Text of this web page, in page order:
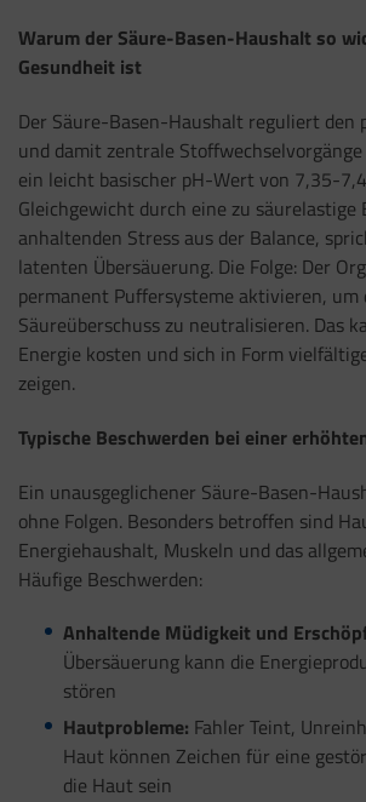
Warum der Säure-Basen-Haushalt so
Gesundheit ist
Der Säure-Basen-Haushalt reguliert den
und damit zentrale
ein leicht basischer pH-Wert von 7,35-
Gleichgewicht durch eine zu säurelastige
anhaltenden Stress aus der Balance,
latenten Übersäuerung. Die Folge: Der
permanent Puffersysteme aktivieren, um
Säureüberschuss zu neutralisieren. Das
Energie kosten und sich in Form
zeigen.
Typische Beschwerden bei einer
Ein unausgeglichener Säure-Basen-
ohne Folgen. Besonders betroffen sind
Energiehaushalt, Muskeln und das
Häufige Beschwerden:
Anhaltende Müdigkeit und
Übersäuerung kann die
stören
Hautprobleme: Fahler Teint,
Haut können Zeichen für eine
die Haut sein